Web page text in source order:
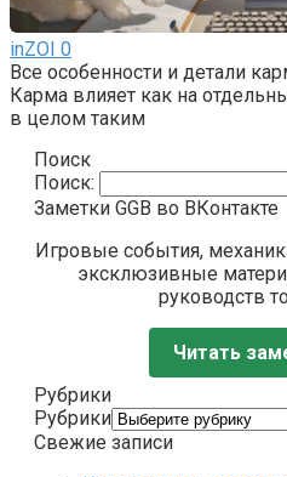
inZOI 0
Все особенности и детали
Карма влияет как на
в целом таким
Поиск
Поиск:
Заметки GGB во ВКонтакте
Игровые события,
эксклюзивные
руководств
Читать
Рубрики
Рубрики
Свежие записи